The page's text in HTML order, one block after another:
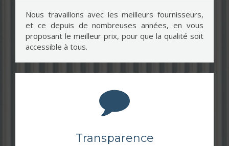
Nous travaillons avec les meilleurs fournisseurs,
et ce depuis de nombreuses années, en vous
proposant le meilleur prix, pour que la qualité soit
accessible à tous.
Transparence